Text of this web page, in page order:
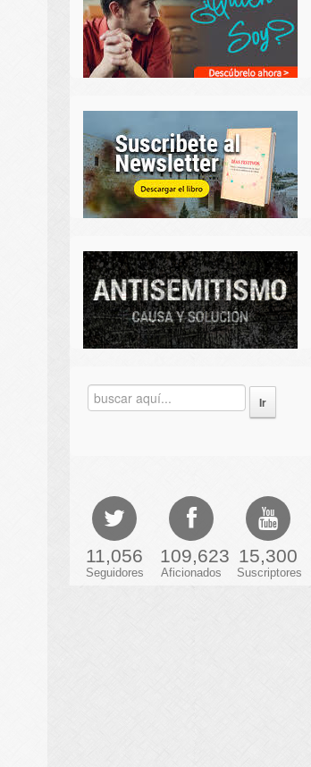
11,056
Seguidores
109,623
Aficionados
15,300
Suscriptores